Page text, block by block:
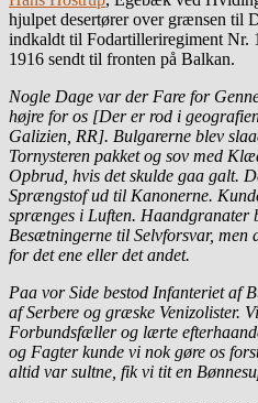
hjulpet desertører over grænsen til
indkaldt til Fodartilleriregiment Nr.
1916 sendt til fronten på Balkan.
Nogle Dage var der Fare for
højre for os [Der er rod i
Galizien, RR]. Bulgarerne blev
Tornysteren pakket og sov med
Opbrud, hvis det skulde gaa galt.
Sprængstof ud til Kanonerne.
sprænges i Luften. Haandgranater
Besætningerne til Selvforsvar, men
for det ene eller det andet.
Paa vor Side bestod Infanteriet af
af Serbere og græske Venizolister.
Forbundsfæller og lærte
og Fagter kunde vi nok gøre os
altid var sultne, fik vi tit en